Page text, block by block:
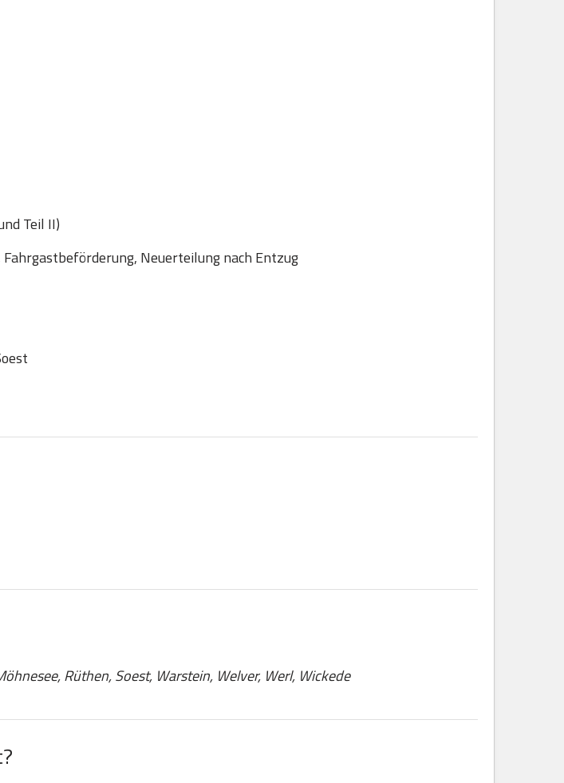
Teil II)
Neuerteilung nach Entzug
Rüthen, Soest, Warstein, Welver, Werl, Wickede